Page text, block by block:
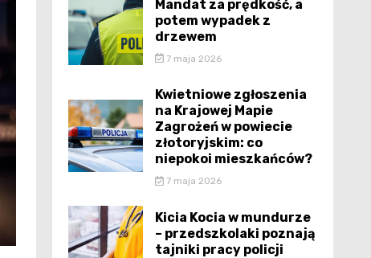
Mandat za prędkość, a
potem wypadek z
drzewem
7 maja 2026
Kwietniowe zgłoszenia
na Krajowej Mapie
Zagrożeń w powiecie
złotoryjskim: co
niepokoi mieszkańców?
7 maja 2026
Kicia Kocia w mundurze
– przedszkolaki poznają
tajniki pracy policji